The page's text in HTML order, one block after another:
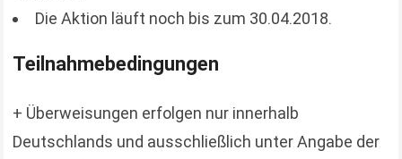
Die Aktion läuft noch bis zum 30.04.2018.
Teilnahmebedingungen
+ Überweisungen erfolgen nur innerhalb
Deutschlands und ausschließlich unter Angabe der